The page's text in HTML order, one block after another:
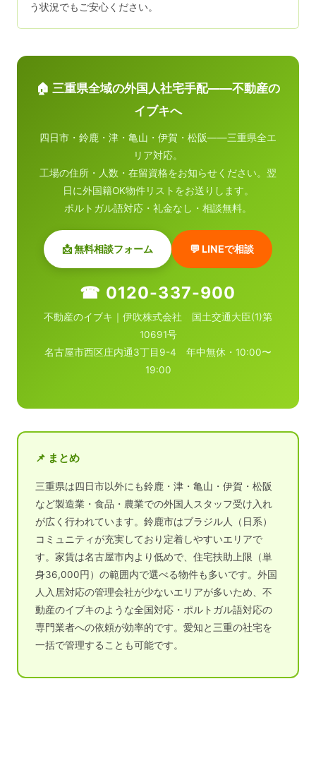
う状況でもご安心ください。
🏠 三重県全域の外国人社宅手配——不動産の
イブキへ
四日市・鈴鹿・津・亀山・伊賀・松阪——三重県全エ
リア対応。
工場の住所・人数・在留資格をお知らせください。翌
日に外国籍OK物件リストをお送りします。
ポルトガル語対応・礼金なし・相談無料。
📩 無料相談フォーム 💬 LINEで相談
☎ 0120-337-900
不動産のイブキ｜伊吹株式会社 国土交通大臣(1)第
10691号
名古屋市西区庄内通3丁目9-4 年中無休・10:00〜
19:00
📌 まとめ
三重県は四日市以外にも鈴鹿・津・亀山・伊賀・松阪
など製造業・食品・農業での外国人スタッフ受け入れ
が広く行われています。鈴鹿市はブラジル人（日系）
コミュニティが充実しており定着しやすいエリアで
す。家賃は名古屋市内より低めで、住宅扶助上限（単
身36,000円）の範囲内で選べる物件も多いです。外国
人入居対応の管理会社が少ないエリアが多いため、不
動産のイブキのような全国対応・ポルトガル語対応の
専門業者への依頼が効率的です。愛知と三重の社宅を
一括で管理することも可能です。